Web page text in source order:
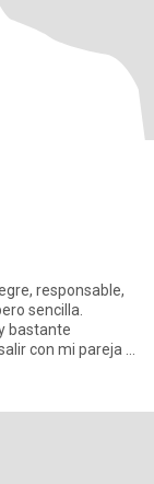
responsable,
sencilla.
bastante
con mi pareja a